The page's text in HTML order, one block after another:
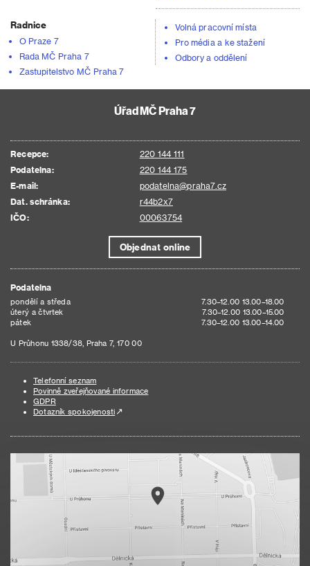
Radnice
O Praze 7
Rada MČ Praha 7
Zastupitelstvo MČ Praha 7
Volná pracovní místa
Pro média a ke stažení
Odbory a oddělení
Úřad MČ Praha 7
Recepce:
220 144 111
Podatelna:
220 144 175
E-mail:
podatelna@praha7.cz
Dat. schránka:
r44b2x7
IČO:
00063754
Objednat online
Podatelna
pondělí a středa
7.30–12.00 13.00–18.00
úterý a čtvrtek
7.30–12.00 13.00–15.00
pátek
7.30–12.00 13.00–14.00
U Průhonu 1338/38, Praha 7, 170 00
Telefonní seznam
Povinně zveřejňované informace
GDPR
Dotazník spokojenosti